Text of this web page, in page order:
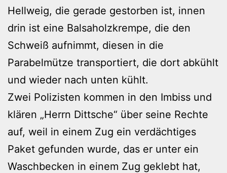
Hellweig, die gerade gestorben ist, innen
drin ist eine Balsaholzkrempe, die den
Schweiß aufnimmt, diesen in die
Parabelmütze transportiert, die dort abkühlt
und wieder nach unten kühlt.
Zwei Polizisten kommen in den Imbiss und
klären „Herrn Dittsche“ über seine Rechte
auf, weil in einem Zug ein verdächtiges
Paket gefunden wurde, das er unter ein
Waschbecken in einem Zug geklebt hat,